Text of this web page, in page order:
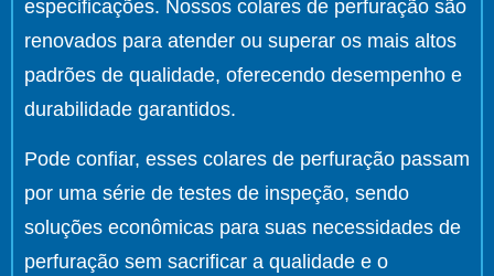
especificações. Nossos colares de perfuração são
renovados para atender ou superar os mais altos
padrões de qualidade, oferecendo desempenho e
durabilidade garantidos.
Pode confiar, esses colares de perfuração passam
por uma série de testes de inspeção, sendo
soluções econômicas para suas necessidades de
perfuração sem sacrificar a qualidade e o